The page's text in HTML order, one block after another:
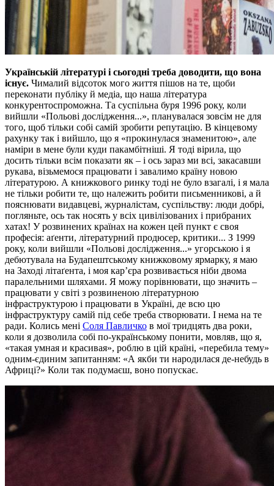
Українській літературі і сьогодні треба доводити, що вона
існує. Чималий відсоток мого життя пішов на те, щоби
переконати публіку й медіа, що наша література
конкурентоспроможна. Та суспільна буря 1996 року, коли
вийшли «Польові дослідження...», планувалася зовсім не для
того, щоб тільки собі самій зробити репутацію. В кінцевому
рахунку так і вийшло, що я «прокинулася знаменитою», але
наміри в мене були куди пакамбітніші. Я тоді вірила, що
досить тільки всім показати як – і ось зараз ми всі, закасавши
рукава, візьмемося працювати і завалимо країну новою
літературою. А книжкового ринку тоді не було взагалі, і я мала
не тільки робити те, що належить робити письменникові, а й
пояснювати видавцеві, журналістам, суспільству: люди добрі,
погляньте, ось так носять у всіх цивілізованих і прибраних
хатах! У розвинених країнах на кожен цей пункт є своя
професія: аґенти, літературний продюсер, критики... З 1999
року, коли вийшли «Польові дослідження...» угорською і я
дебютувала на Будапештському книжковому ярмарку, я маю
на Заході літаґента, і моя кар’єра розвивається ніби двома
паралельними шляхами. Я можу порівнювати, що значить –
працювати у світі з розвиненою літературною
інфраструктурою і працювати в Україні, де всю цю
інфраструктуру самій під себе треба створювати. І нема на те
ради. Колись мені Соля Павличко в мої тридцять два роки,
коли я дозволила собі по-українському понити, мовляв, що я,
«такая умная и красивая», роблю в цій країні, «перебила тему»
одним-єдиним запитанням: «А якби ти народилася де-небудь в
Африці?» Коли так подумаєш, воно попускає.